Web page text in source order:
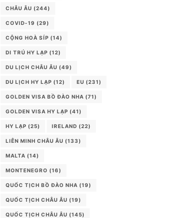
CHÂU ÂU (244)
COVID-19 (29)
CỘNG HOÀ SÍP (14)
DI TRÚ HY LẠP (12)
DU LỊCH CHÂU ÂU (49)
DU LỊCH HY LẠP (12) EU (231)
GOLDEN VISA BỒ ĐÀO NHA (71)
GOLDEN VISA HY LẠP (41)
HY LẠP (25) IRELAND (22)
LIÊN MINH CHÂU ÂU (133)
MALTA (14)
MONTENEGRO (16)
QUỐC TỊCH BỒ ĐÀO NHA (19)
QUỐC TỊCH CHÂU ÂU (19)
QUỐC TỊCH CHÂU ÂU (145)